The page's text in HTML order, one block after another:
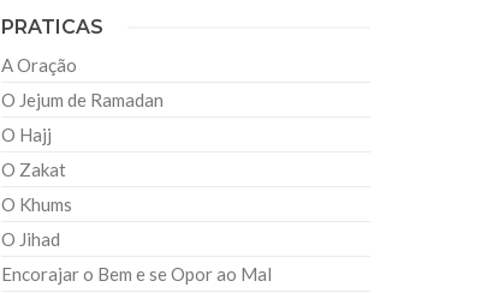
PRATICAS
A Oração
O Jejum de Ramadan
O Hajj
O Zakat
O Khums
O Jihad
Encorajar o Bem e se Opor ao Mal